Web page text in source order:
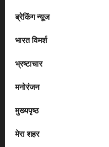
ब्रेकिंग न्यूज
भारत विमर्श
भ्रष्टाचार
मनोरंजन
मुख्यपृष्ठ
मेरा शहर